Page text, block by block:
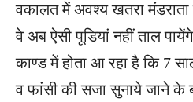
वकालत में अवश्य खतरा मंडराता
वे अब ऐसी पूडियां नहीं ताल
काण्ड में होता आ रहा है कि 7
व फांसी की सजा सुनाये जाने के